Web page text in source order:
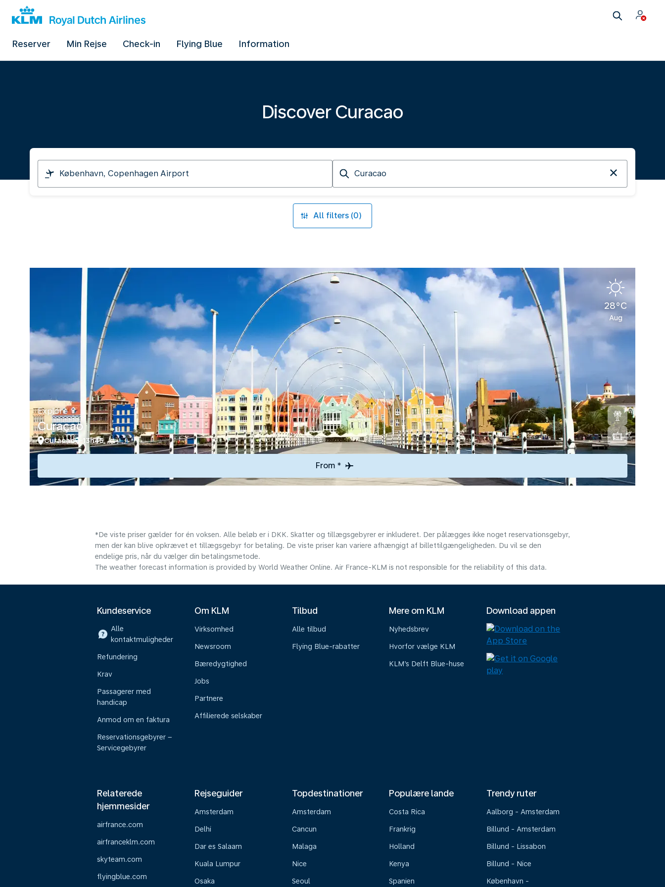
Reserver Min Rejse Check-in Flying Blue Information
Discover Curacao
I
am
travelling
Arriving
at
All filters (0)
28°C
Aug
Explore
Curaçao
Curacao 13h45
From *
*De viste priser gælder for én voksen. Alle beløb er i DKK. Skatter og tillægsgebyrer er inkluderet. Der pålægges ikke noget reservationsgebyr,
men der kan blive opkrævet et tillægsgebyr for betaling. De viste priser kan variere afhængigt af billettilgængeligheden. Du vil se den
endelige pris, når du vælger din betalingsmetode.
The weather forecast information is provided by World Weather Online. Air France-KLM is not responsible for the reliability of this data.
Kundeservice
Alle
kontaktmuligheder
Refundering
Krav
Passagerer med
handicap
Anmod om en faktura
Reservationsgebyrer –
Servicegebyrer
Om KLM
Virksomhed
Newsroom
Bæredygtighed
Jobs
Partnere
Affilierede selskaber
Tilbud
Alle tilbud
Flying Blue-rabatter
Mere om KLM
Nyhedsbrev
Hvorfor vælge KLM
KLM’s Delft Blue-huse
Download appen
Relaterede
hjemmesider
airfrance.com
airfranceklm.com
skyteam.com
flyingblue.com
Rejseguider
Amsterdam
Delhi
Dar es Salaam
Kuala Lumpur
Osaka
Topdestinationer
Amsterdam
Cancun
Malaga
Nice
Seoul
Populære lande
Costa Rica
Frankrig
Holland
Kenya
Spanien
Trendy ruter
Aalborg - Amsterdam
Billund - Amsterdam
Billund - Lissabon
Billund - Nice
København -